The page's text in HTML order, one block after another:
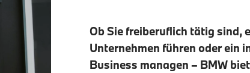
Ob Sie freiberuflich tätig sind,
Unternehmen führen oder ein
Business managen – BMW